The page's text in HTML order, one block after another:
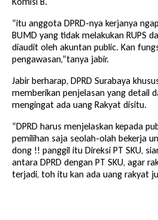
“itu anggota DPRD-nya kerjanya
BUMD yang tidak melakukan RUPS
diaudit oleh akuntan public. Kan
pengawasan,”tanya jabir.
Jabir berharap, DPRD Surabaya
memberikan penjelasan yang detail
mengingat ada uang Rakyat disitu.
“DPRD harus menjelaskan kepada
pemilihan saja seolah-olah bekerja
dong !! panggil itu Direksi PT SKU,
antara DPRD dengan PT SKU, agar
terjadi, toh itu kan ada uang rakyat